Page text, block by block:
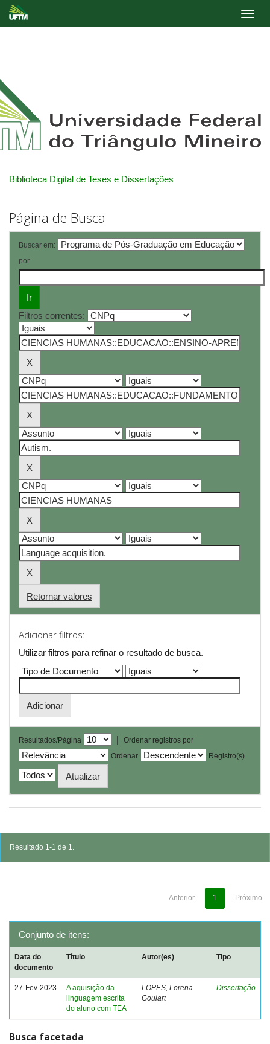
Biblioteca Digital de Teses e Dissertações
Página de Busca
Buscar em:
por
Filtros correntes:
Retornar valores
Adicionar filtros:
Utilizar filtros para refinar o resultado de busca.
Resultados/Página |
Ordenar registros por
Ordenar
Registro(s)
Resultado 1-1 de 1.
Anterior 1 Próximo
Conjunto de itens:
Data do
documento
Título Autor(es) Tipo
27-Fev-2023
A aquisição da
linguagem escrita
do aluno com TEA
LOPES, Lorena
Goulart
Dissertação
Busca facetada